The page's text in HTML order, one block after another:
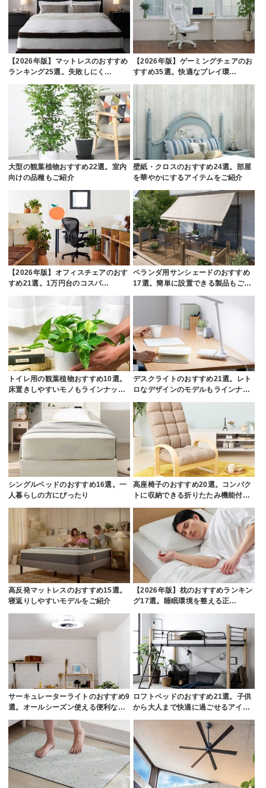
【2026年版】マットレスのおすすめ
ランキング25選。失敗しにく…
【2026年版】ゲーミングチェアのお
すすめ35選。快適なプレイ環…
大型の観葉植物おすすめ22選。室内
向けの品種もご紹介
壁紙・クロスのおすすめ24選。部屋
を華やかにするアイテムをご紹介
【2026年版】オフィスチェアのおす
すめ21選。1万円台のコスパ…
ベランダ用サンシェードのおすすめ
17選。簡単に設置できる製品もご…
トイレ用の観葉植物おすすめ10選。
床置きしやすいモノもラインナッ…
デスクライトのおすすめ21選。レト
ロなデザインのモデルもラインナ…
シングルベッドのおすすめ16選。一
人暮らしの方にぴったり
高座椅子のおすすめ20選。コンパク
トに収納できる折りたたみ機能付…
高反発マットレスのおすすめ15選。
寝返りしやすいモデルをご紹介
【2026年版】枕のおすすめランキン
グ17選。睡眠環境を整える正…
サーキュレーターライトのおすすめ9
選。オールシーズン使える便利な…
ロフトベッドのおすすめ21選。子供
から大人まで快適に過ごせるアイ…